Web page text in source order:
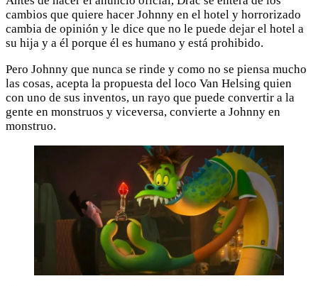
cambios que quiere hacer Johnny en el hotel y horrorizado
cambia de opinión y le dice que no le puede dejar el hotel a
su hija y a él porque él es humano y está prohibido.
Pero Johnny que nunca se rinde y como no se piensa mucho
las cosas, acepta la propuesta del loco Van Helsing quien
con uno de sus inventos, un rayo que puede convertir a la
gente en monstruos y viceversa, convierte a Johnny en
monstruo.